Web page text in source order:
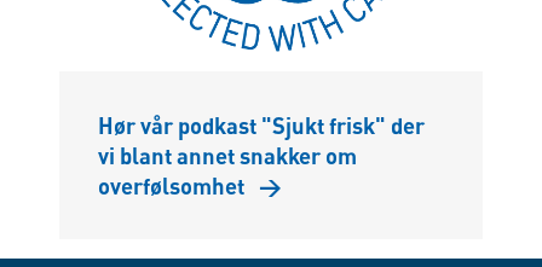
Hør vår podkast "Sjukt frisk" der
vi blant annet snakker om
overfølsomhet →